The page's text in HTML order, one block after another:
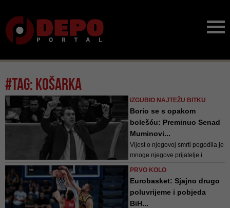
#tag: košarka
IZGUBIO NAJTEŽU BITKU
Borio se s opakom
bolešću: Preminuo Senad
Muminovi...
Vijest o njegovoj smrti pogodila je
mnoge njegove prijatelje i
njegovom liječenju
PRVO KOLO
Eurobasket: Sjajno drugo
poluvrijeme i pobjeda
BiH...